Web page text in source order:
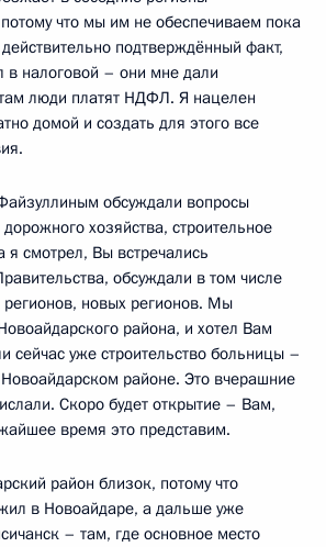
потому что мы им не обеспечиваем пока
подтверждённый факт,
в налоговой – они мне дали
люди платят НДФЛ. Я нацелен
домой и создать для этого все
обсуждали вопросы
хозяйства, строительное
я смотрел, Вы встречались
обсуждали в том числе
новых регионов. Мы
района, и хотел Вам
сейчас уже строительство больницы –
районе. Это вчерашние
Скоро будет открытие – Вам,
время это представим.
район близок, потому что
в Новоайдаре, а дальше уже
– там, где основное место